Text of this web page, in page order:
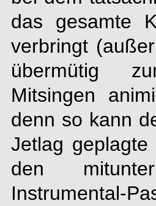
das gesamte
verbringt
übermütig
Mitsingen
denn so kann
Jetlag
den
Instrumental-